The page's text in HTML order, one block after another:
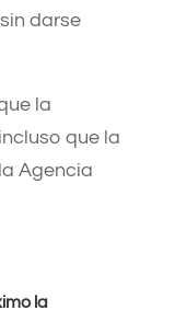
darse
la
que la
Agencia
la